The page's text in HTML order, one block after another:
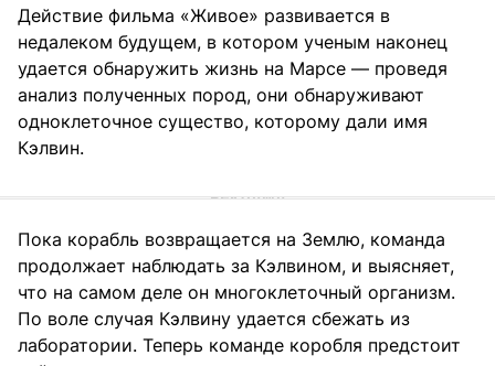
Действие фильма «Живое» развивается в
недалеком будущем, в котором ученым наконец
удается обнаружить жизнь на Марсе — проведя
анализ полученных пород, они обнаруживают
одноклеточное существо, которому дали имя
Кэлвин.
Пока корабль возвращается на Землю, команда
продолжает наблюдать за Кэлвином, и выясняет,
что на самом деле он многоклеточный организм.
По воле случая Кэлвину удается сбежать из
лаборатории. Теперь команде коробля предстоит